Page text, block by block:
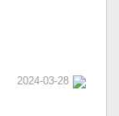
2024-03-28